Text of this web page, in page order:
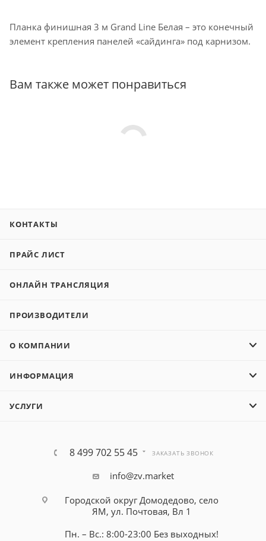
Планка финишная 3 м Grand Line Белая – это конечный
элемент крепления панелей «сайдинга» под карнизом.
Вам также может понравиться
КОНТАКТЫ
ПРАЙС ЛИСТ
ОНЛАЙН ТРАНСЛЯЦИЯ
ПРОИЗВОДИТЕЛИ
О КОМПАНИИ
ИНФОРМАЦИЯ
УСЛУГИ
8 499 702 55 45 ЗАКАЗАТЬ ЗВОНОК
info@zv.market
Городской округ Домодедово, село
ЯМ, ул. Почтовая, Вл 1
Пн. – Вс.: 8:00-23:00 Без выходных!